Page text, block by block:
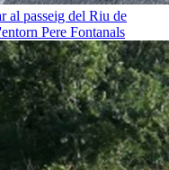
al passeig del Riu de
Pere Fontanals